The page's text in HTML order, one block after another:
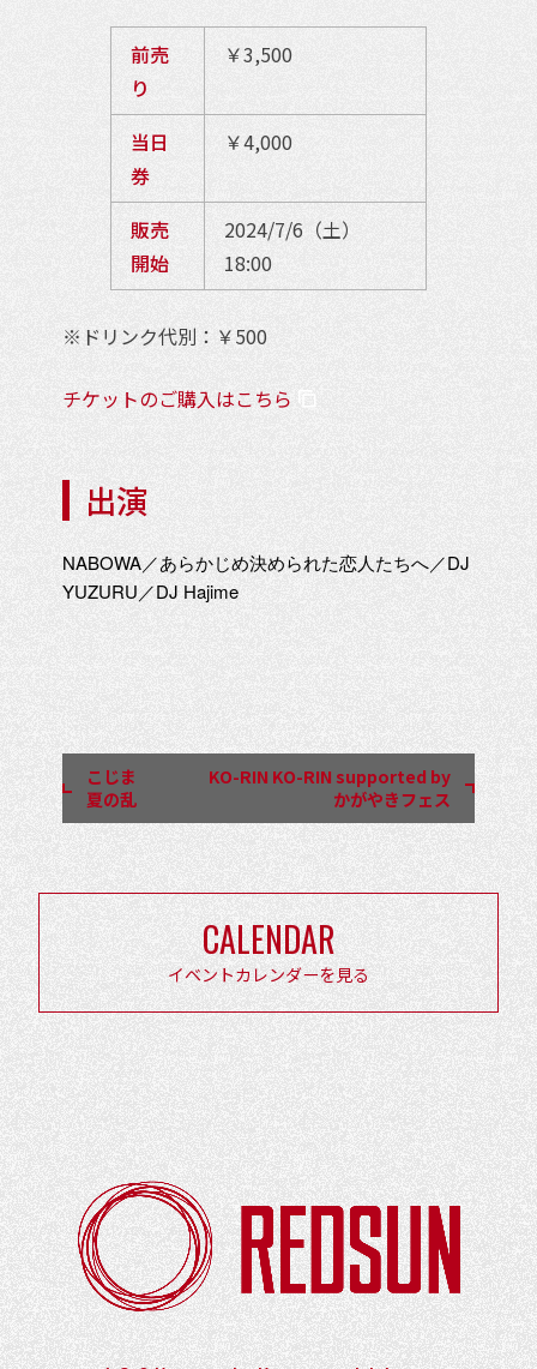
前売
り
￥3,500
当日
券
￥4,000
販売
開始
2024/7/6（土）
18:00
※ドリンク代別：￥500
チケットのご購入はこちら
出演
NABOWA／あらかじめ決められた恋人たちへ／DJ
YUZURU／DJ Hajime
ン
ト
ナ
ゲ
ョ
こじま
夏の乱
KO-RIN KO-RIN supported by
かがやきフェス
CALENDAR
イベントカレンダーを見る